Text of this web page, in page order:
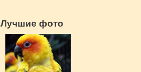
Лучшие фото